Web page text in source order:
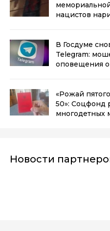
нацистов
В Госдуме
Telegram:
оповещения
«Рожай
50»: Соцфонд
многодетных
Новости